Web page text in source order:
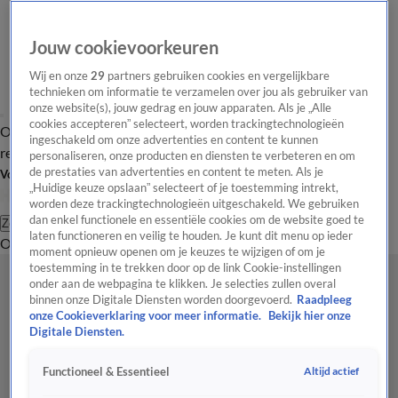
Overzicht Laatste nieuws Regionieuws Het beste van Hart
Tip de
redactie
Volg Hart van Nederland
Zoeken
OverzichtRegioUitzendingenWeerTip de redactiePanelVideo's
Jouw cookievoorkeuren
Wij en onze29 partners gebruiken cookies en vergelijkbare
technieken om informatie te verzamelen over jou als gebruiker van
onze website(s), jouw gedrag en jouw apparaten. Als je „Alle
cookies accepteren” selecteert, worden trackingtechnologieën
ingeschakeld om onze advertenties en content te kunnen
personaliseren, onze producten en diensten te verbeteren en om
de prestaties van advertenties en content te meten. Als je
„Huidige keuze opslaan” selecteert of je toestemming intrekt,
worden deze trackingtechnologieën uitgeschakeld. We gebruiken
dan enkel functionele en essentiële cookies om de website goed te
laten functioneren en veilig te houden. Je kunt dit menu op ieder
moment opnieuw openen om je keuzes te wijzigen of om je
toestemming in te trekken door op de link Cookie-instellingen
onder aan de webpagina te klikken. Je selecties zullen overal
binnen onze Digitale Diensten worden doorgevoerd. Raadpleeg
onze Cookieverklaring voor meer informatie.
Bekijk hier onze
Digitale Diensten.
Functioneel & Essentieel Altijd actief